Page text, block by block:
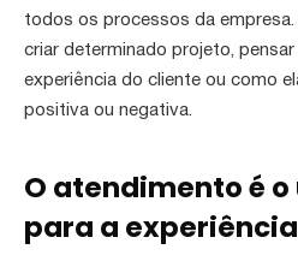
todos os processos da
criar determinado projeto,
experiência do cliente ou como
positiva ou negativa.
O atendimento é
para a